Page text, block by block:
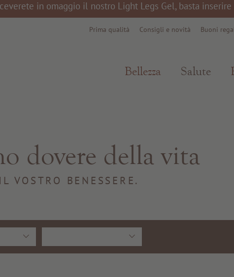
in omaggio il nostro Light Legs Gel, basta
Prima qualità Consigli e novità Buoni
Bellezza Salute
dovere della vita
VOSTRO BENESSERE.